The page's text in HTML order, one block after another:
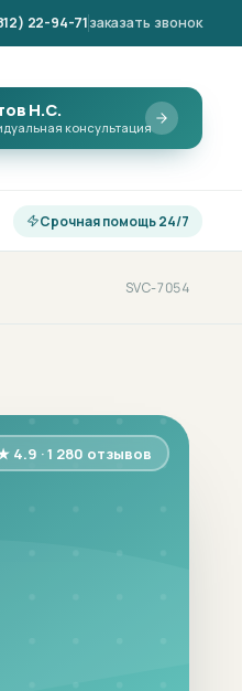
22-94-71заказать звонок
Н.С.
консультация
Срочная помощь 24/7
SVC-7054
4.9 · 1 280 отзывов